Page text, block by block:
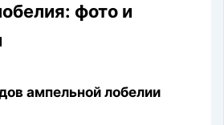
фото и
ампельной лобелии